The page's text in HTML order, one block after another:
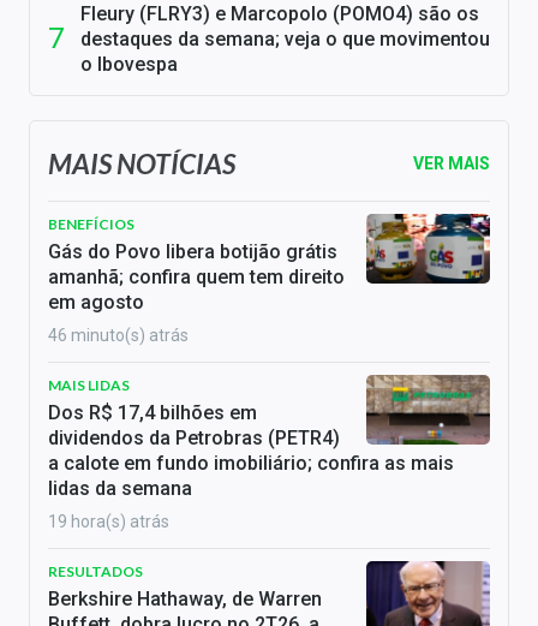
Fleury (FLRY3) e Marcopolo (POMO4) são os
destaques da semana; veja o que movimentou
o Ibovespa
MAIS NOTÍCIAS VER MAIS
BENEFÍCIOS
Gás do Povo libera botijão grátis
amanhã; confira quem tem direito
em agosto
46 minuto(s) atrás
MAIS LIDAS
Dos R$ 17,4 bilhões em
dividendos da Petrobras (PETR4)
a calote em fundo imobiliário; confira as mais
lidas da semana
19 hora(s) atrás
RESULTADOS
Berkshire Hathaway, de Warren